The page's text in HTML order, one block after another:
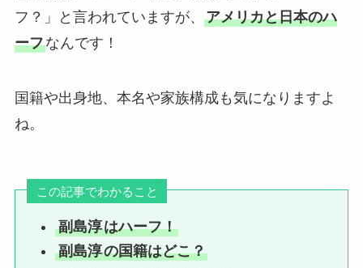
フ？」と言われていますが、 アメリカと日本のハ
ーフなんです！
国籍や出身地、本名や家族構成も気になりますよ
ね。
この記事でわかること
副島淳はハーフ！
副島淳の国籍はどこ？